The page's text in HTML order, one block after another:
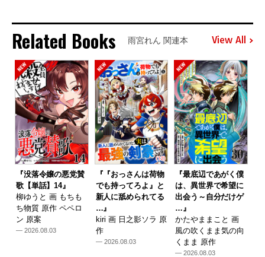
Related Books 雨宮れん 関連本 View All
『没落令嬢の悪党賛
歌【単話】14』
柳ゆうと 画 もちも
ち物質 原作 ペペロ
ン 原案
— 2026.08.03
『『おっさんは荷物
でも持ってろよ』と
新人に舐められてる
…』
kiri 画 日之影ソラ 原
作
— 2026.08.03
『最底辺であがく僕
は、異世界で希望に
出会う～自分だけゲ
…』
かたやままこと 画
風の吹くまま気の向
くまま 原作
— 2026.08.03